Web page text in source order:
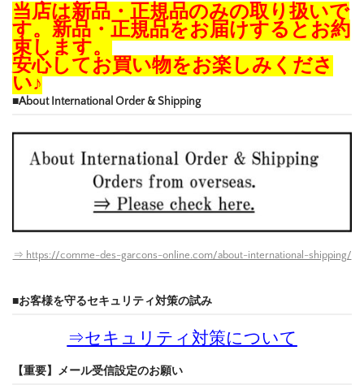
当店は新品・正規品のみの取り扱いで
す。新品・正規品をお届けするとお約
束します。
安心してお買い物をお楽しみくださ
い♪
■About International Order & Shipping
⇒ https://comme-des-garcons-online.com/about-international-shipping/
■お客様を守るセキュリティ対策の試み
⇒セキュリティ対策について
【重要】メール受信設定のお願い